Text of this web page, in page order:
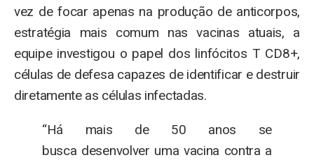
vez de focar apenas na produção de anticorpos,
estratégia mais comum nas vacinas atuais, a
equipe investigou o papel dos linfócitos T CD8+,
células de defesa capazes de identificar e destruir
diretamente as células infectadas.
“Há mais de 50 anos se
busca desenvolver uma vacina contra a